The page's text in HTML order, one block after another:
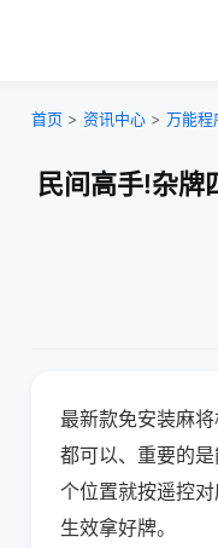
首页 > 资讯中心 > 万能程
民间高手!杂牌
最新款免安装麻
都可以、重要的
个位置就按遥控
生效拿好牌。